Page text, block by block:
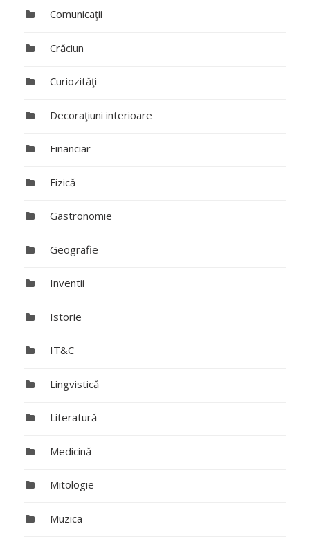
Comunicaţii
Crăciun
Curiozităţi
Decoraţiuni interioare
Financiar
Fizică
Gastronomie
Geografie
Inventii
Istorie
IT&C
Lingvistică
Literatură
Medicină
Mitologie
Muzica